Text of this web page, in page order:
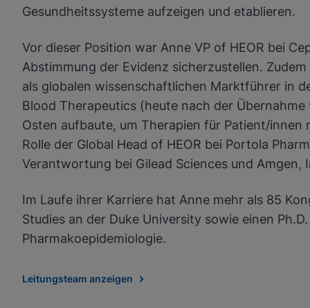
Gesundheitssysteme aufzeigen und etablieren.
Vor dieser Position war Anne VP of HEOR bei
Abstimmung der Evidenz sicherzustellen.
als globalen wissenschaftlichen Marktführer in
Blood Therapeutics (heute nach der
Osten aufbaute, um Therapien für Patient/
Rolle der Global Head of HEOR bei Portola
Verantwortung bei Gilead Sciences und Amgen,
Im Laufe ihrer Karriere hat Anne mehr als 85
Studies an der Duke University sowie einen
Pharmakoepidemiologie.
Leitungsteam anzeigen